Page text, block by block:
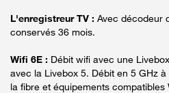
L'enregistreur TV : Avec décodeur
conservés 36 mois.
Wifi 6E : Débit wifi avec une
avec la Livebox 5. Débit en 5 GHz
la fibre et équipements